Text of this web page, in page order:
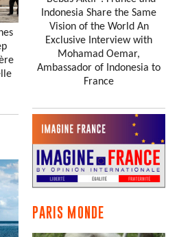
Indonesia Share the Same
Vision of the World An
Exclusive Interview with
Mohamad Oemar,
Ambassador of Indonesia to
France
PARIS MONDE